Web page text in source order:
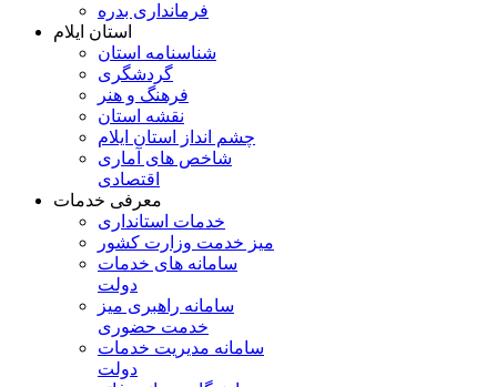
فرمانداری بدره
استان ایلام
شناسنامه استان
گردشگری
فرهنگ و هنر
نقشه استان
چشم انداز استان ایلام
شاخص های آماری
اقتصادی
معرفی خدمات
خدمات استانداری
میز خدمت وزارت کشور
سامانه های خدمات
دولت
سامانه راهبری میز
خدمت حضوری
سامانه مدیریت خدمات
دولت